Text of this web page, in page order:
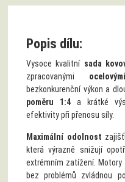
Popis dílu:
Vysoce kvalitní sada
zpracovanými
bezkonkurenční výkon a
poměru 1:4a krátké
efektivity při přenosu síly.
Maximální odolnost
která výrazně snižují
extrémním zatížení. Motory
bez problémů zvládnou